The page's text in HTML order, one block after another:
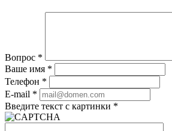
Вопрос *
Ваше имя *
Телефон *
E-mail *
Введите текст с картинки *